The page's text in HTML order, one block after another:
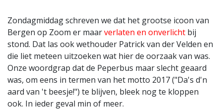
Zondagmiddag schreven we dat het grootse icoon van
Bergen op Zoom er maarverlaten en onverlicht bij
stond. Dat las ook wethouder Patrick van der Velden en
die liet meteen uitzoeken wat hier de oorzaak van was.
Onze woordgrap dat de Peperbus maar slecht geaard
was, om eens in termen van het motto 2017 ("Da's d'n
aard van 't beesje!") te blijven, bleek nog te kloppen
ook. In ieder geval min of meer.